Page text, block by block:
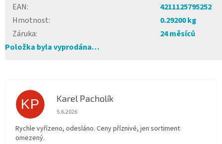
EAN:
4211125795252
Hmotnost:
0.29200 kg
Záruka:
24 měsíců
Položka byla vyprodána…
KP Karel Pacholík
Hodnocení obchodu je 4 z 5 hvězdiček.
5.6.2026
Rychle vyřízeno, odesláno. Ceny příznivé, jen sortiment
omezený.